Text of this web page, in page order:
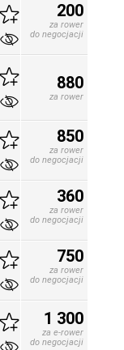
200
za rower
do negocjacji
880
za rower
850
za rower
do negocjacji
360
za rower
do negocjacji
750
za rower
do negocjacji
1 300
za e-rower
do negocjacji